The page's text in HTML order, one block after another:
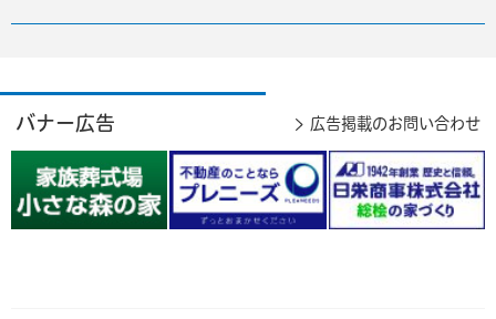
バナー広告 広告掲載のお問い合わせ